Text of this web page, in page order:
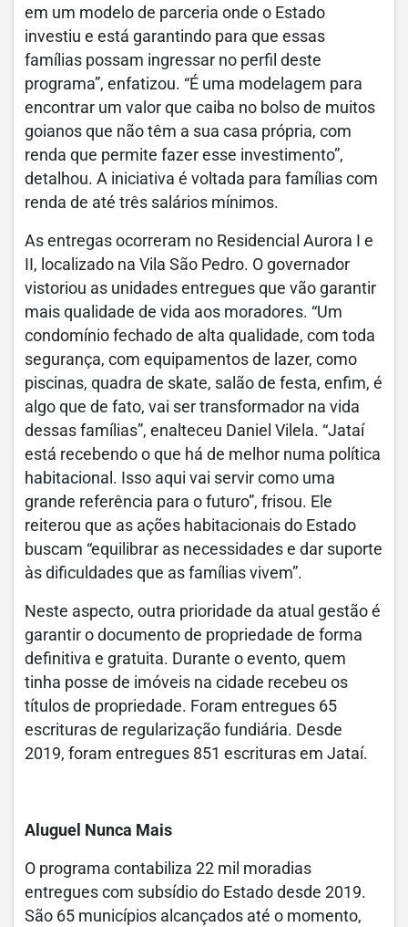
em um modelo de parceria onde o Estado
investiu e está garantindo para que essas
famílias possam ingressar no perfil deste
programa”, enfatizou. “É uma modelagem para
encontrar um valor que caiba no bolso de muitos
goianos que não têm a sua casa própria, com
renda que permite fazer esse investimento”,
detalhou. A iniciativa é voltada para famílias com
renda de até três salários mínimos.
As entregas ocorreram no Residencial Aurora I e
II, localizado na Vila São Pedro. O governador
vistoriou as unidades entregues que vão garantir
mais qualidade de vida aos moradores. “Um
condomínio fechado de alta qualidade, com toda
segurança, com equipamentos de lazer, como
piscinas, quadra de skate, salão de festa, enfim, é
algo que de fato, vai ser transformador na vida
dessas famílias”, enalteceu Daniel Vilela. “Jataí
está recebendo o que há de melhor numa política
habitacional. Isso aqui vai servir como uma
grande referência para o futuro”, frisou. Ele
reiterou que as ações habitacionais do Estado
buscam “equilibrar as necessidades e dar suporte
às dificuldades que as famílias vivem”.
Neste aspecto, outra prioridade da atual gestão é
garantir o documento de propriedade de forma
definitiva e gratuita. Durante o evento, quem
tinha posse de imóveis na cidade recebeu os
títulos de propriedade. Foram entregues 65
escrituras de regularização fundiária. Desde
2019, foram entregues 851 escrituras em Jataí.
Aluguel Nunca Mais
O programa contabiliza 22 mil moradias
entregues com subsídio do Estado desde 2019.
São 65 municípios alcançados até o momento,